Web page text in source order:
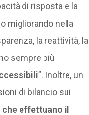
di risposta e la
migliorando nella
la reattività, la
sempre più
”. Inoltre, un
di bilancio sui
che effettuano il